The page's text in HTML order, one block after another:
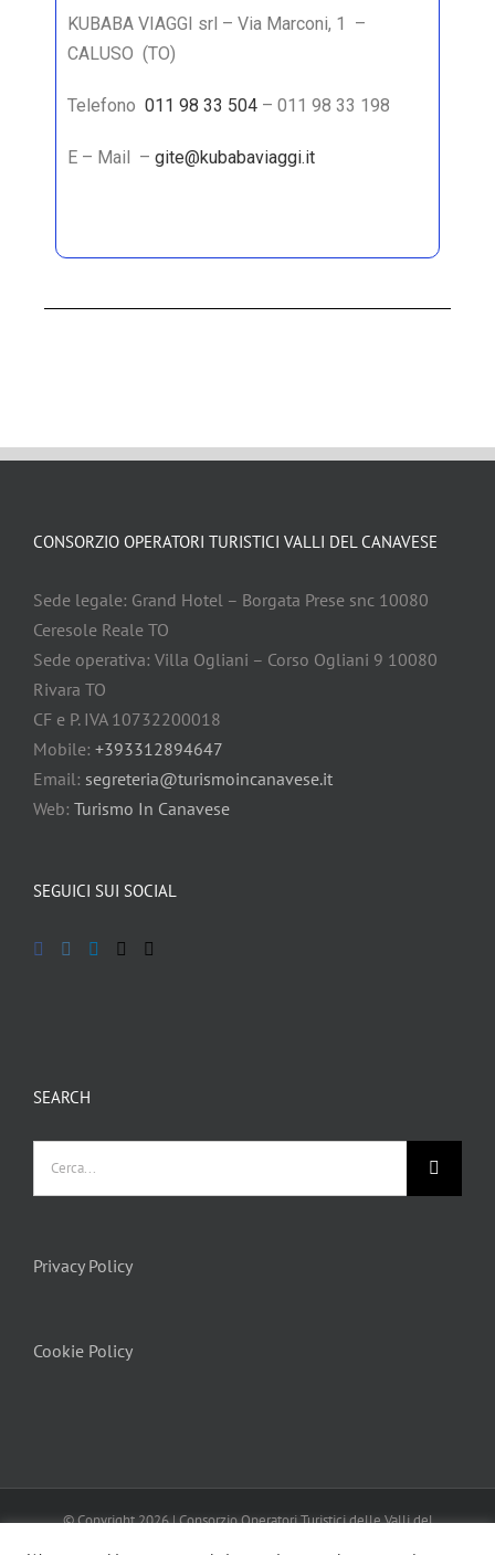
KUBABA VIAGGI srl – Via Marconi, 1 –
CALUSO (TO)
Telefono 011 98 33 504 – 011 98 33 198
E – Mail – gite@kubabaviaggi.it
CONSORZIO OPERATORI TURISTICI VALLI DEL CANAVESE
Sede legale: Grand Hotel – Borgata Prese snc 10080
Ceresole Reale TO
Sede operativa: Villa Ogliani – Corso Ogliani 9 10080
Rivara TO
CF e P. IVA 10732200018
Mobile: +393312894647
Email: segreteria@turismoincanavese.it
Web: Turismo In Canavese
SEGUICI SUI SOCIAL
SEARCH
Privacy Policy
Cookie Policy
© Copyright2026 | Consorzio Operatori Turistici delle Valli del